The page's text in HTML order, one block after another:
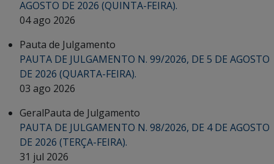
AGOSTO DE 2026 (QUINTA-FEIRA).
04 ago 2026
Pauta de Julgamento
PAUTA DE JULGAMENTO N. 99/2026, DE 5 DE AGOSTO
DE 2026 (QUARTA-FEIRA).
03 ago 2026
GeralPauta de Julgamento
PAUTA DE JULGAMENTO N. 98/2026, DE 4 DE AGOSTO
DE 2026 (TERÇA-FEIRA).
31 jul 2026